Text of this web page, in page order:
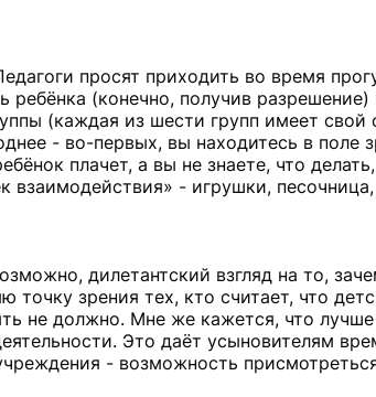
просят приходить во время
(конечно, получив разрешение)
(каждая из шести групп имеет
- во-первых, вы находитесь в поле
плачет, а вы не знаете, что
взаимодействия» - игрушки,
дилетантский взгляд на то,
зрения тех, кто считает, что
не должно. Мне же кажется, что
Это даёт усыновителям
- возможность